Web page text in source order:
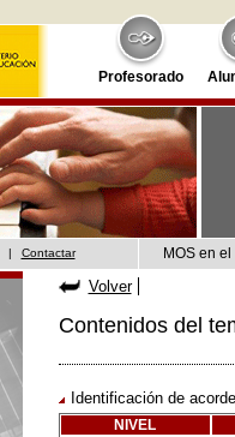
Profesorado
| Contactar MOS en
Volver
Contenidos del
Identificación de
NIVEL